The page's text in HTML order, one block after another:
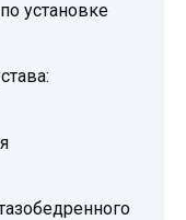
установке